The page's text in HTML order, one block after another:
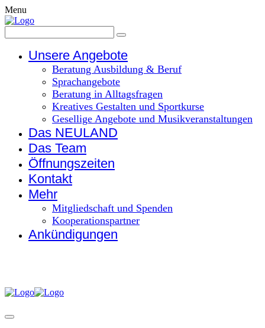
Menu
Unsere Angebote
Beratung Ausbildung & Beruf
Sprachangebote
Beratung in Alltagsfragen
Kreatives Gestalten und Sportkurse
Gesellige Angebote und Musikveranstaltungen
Das NEULAND
Das Team
Öffnungszeiten
Kontakt
Mehr
Mitgliedschaft und Spenden
Kooperationspartner
Ankündigungen